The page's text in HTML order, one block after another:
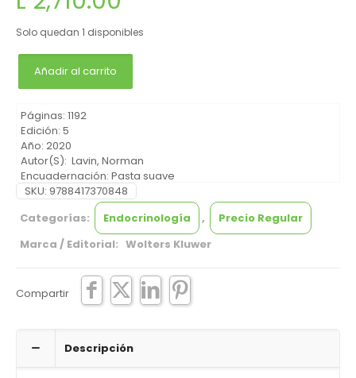
Solo quedan 1 disponibles
Añadir al carrito
Páginas: 1192
Edición: 5
Año: 2020
Autor(S): Lavin, Norman
Encuadernación: Pasta suave
SKU: 9788417370848
Categorías:
Endocrinología ,
Precio Regular
Marca / Editorial: Wolters Kluwer
Compartir
Descripción